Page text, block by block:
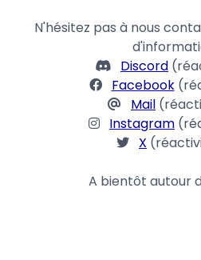
N'hésitez pas à nous
Discord
Facebook
Mail
Instagram
X
A bientôt autour